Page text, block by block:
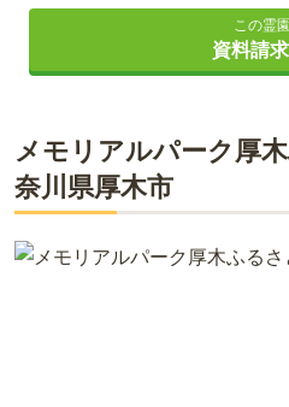
四季折々の花を楽しめる環境
厚木中央霊園は、宗教不問で利用
インターから約20分と車でのア
車場があります。また、本厚木
スも出ています。霊園内からは
40代・男性
約20分、タクシーで約8分。霊
数が2時間に一本と少ないのが
自家用車で行くようにしていま
から15分ぐらいで着き、駐車場
この霊
資料請
メモリアルパーク厚
奈川県厚木市